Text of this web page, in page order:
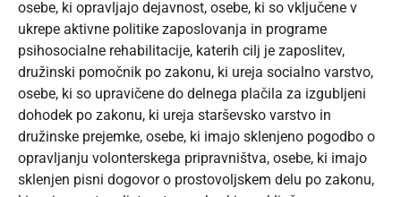
osebe, ki opravljajo dejavnost, osebe, ki so vključene v
ukrepe aktivne politike zaposlovanja in programe
psihosocialne rehabilitacije, katerih cilj je zaposlitev,
družinski pomočnik po zakonu, ki ureja socialno varstvo,
osebe, ki so upravičene do delnega plačila za izgubljeni
dohodek po zakonu, ki ureja starševsko varstvo in
družinske prejemke, osebe, ki imajo sklenjeno pogodbo o
opravljanju volonterskega pripravništva, osebe, ki imajo
sklenjen pisni dogovor o prostovoljskem delu po zakonu,